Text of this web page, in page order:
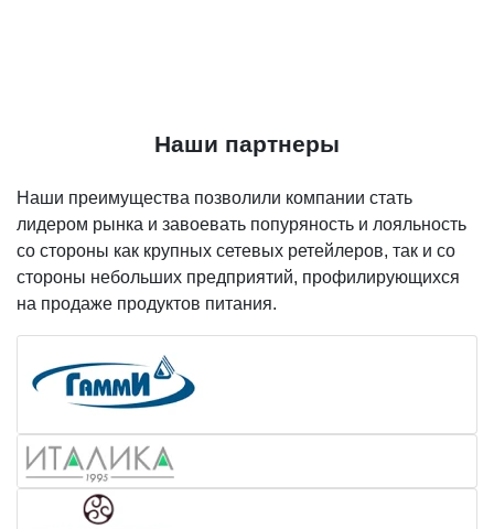
Наши партнеры
Наши преимущества позволили компании стать
лидером рынка и завоевать попуряность и лояльность
со стороны как крупных сетевых ретейлеров, так и со
стороны небольших предприятий, профилирующихся
на продаже продуктов питания.